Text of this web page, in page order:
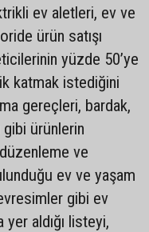
ev aletleri, ev ve
ürün satışı
yüzde 50’ye
katmak istediğini
gereçleri, bardak,
ürünlerin
ve
ev ve yaşam
gibi ev
aldığı listeyi,